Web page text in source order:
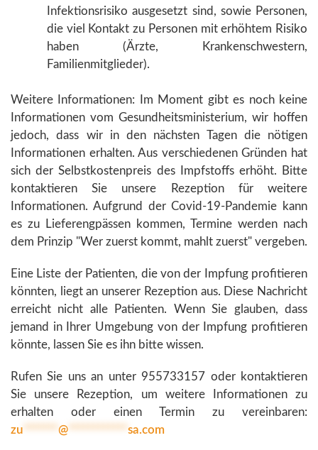
Infektionsrisiko ausgesetzt sind, sowie Personen,
die viel Kontakt zu Personen mit erhöhtem Risiko
haben (Ärzte, Krankenschwestern,
Familienmitglieder).
Weitere Informationen: Im Moment gibt es noch keine
Informationen vom Gesundheitsministerium, wir hoffen
jedoch, dass wir in den nächsten Tagen die nötigen
Informationen erhalten. Aus verschiedenen Gründen hat
sich der Selbstkostenpreis des Impfstoffs erhöht. Bitte
kontaktieren Sie unsere Rezeption für weitere
Informationen. Aufgrund der Covid-19-Pandemie kann
es zu Lieferengpässen kommen, Termine werden nach
dem Prinzip "Wer zuerst kommt, mahlt zuerst" vergeben.
Eine Liste der Patienten, die von der Impfung profitieren
könnten, liegt an unserer Rezeption aus. Diese Nachricht
erreicht nicht alle Patienten. Wenn Sie glauben, dass
jemand in Ihrer Umgebung von der Impfung profitieren
könnte, lassen Sie es ihn bitte wissen.
Rufen Sie uns an unter 955733157 oder kontaktieren
Sie unsere Rezeption, um weitere Informationen zu
erhalten oder einen Termin zu vereinbaren:
zu ******* @ ************ sa.com